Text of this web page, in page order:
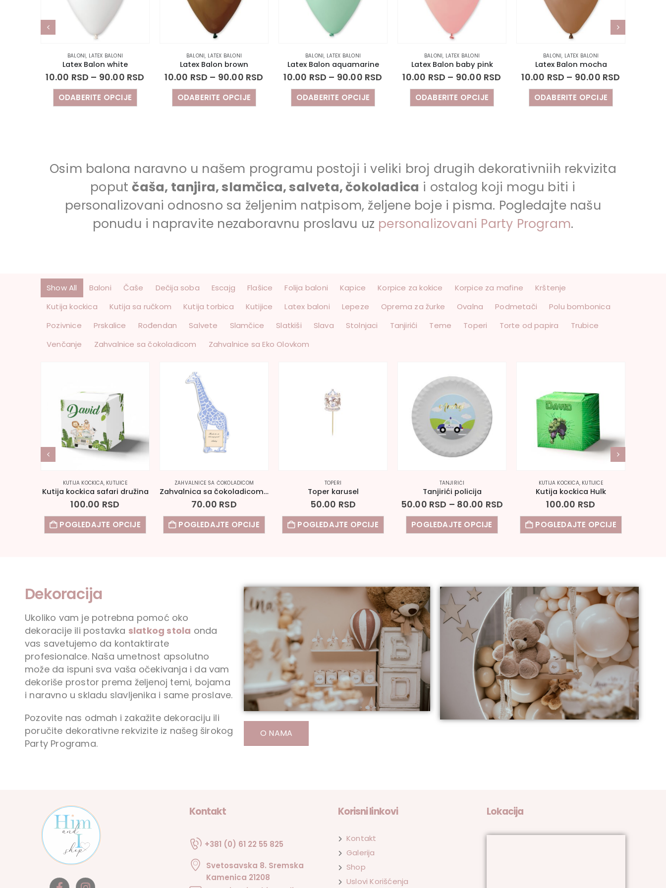
LATEX BALONI
Latex Balon white
RSD–90.00RSD
ODABERITE OPCIJE
LATEX BALONI
Latex Balon brown
10.00 RSD–90.00RSD
ODABERITE OPCIJE
LATEX BALONI
Latex Balon aquamarine
10.00 RSD–90.00RSD
ODABERITE OPCIJE
LATEX BALONI
Latex Balon baby pink
10.00 RSD–90.00RSD
ODABERITE OPCIJE
LATEX BALONI
Latex Balon mocha
10.00 RSD–90.00RSD
ODABERITE OPCIJE
10.00
Osim balona naravno u našem programu postoji i veliki broj drugih dekorativniih rekvizita
poputčaša, tanjira, slamčica, salveta, čokoladica i ostalog koji mogu biti i
personalizovani odnosno sa željenim natpisom, željene boje i pisma. Pogledajte našu
ponudu i napravite nezaboravnu proslavu uz personalizovani Party Program.
Show All Baloni Čaše Dečija soba Escajg Flašice Folija baloni Kapice Korpice za kokice Korpice za mafine
Krštenje
Kutija kockica
Kutija sa ručkom Kutija torbica Kutijice Latex baloni Lepeze Oprema za žurke Ovalna Podmetači
Polu bombonica
Pozivnice
Prskalice Rođendan Salvete Slamčice Slatkiši Slava Stolnjaci Tanjirići Teme Toperi Torte od papira
Trubice
Venčanje
Zahvalnice sa čokoladicom Zahvalnice sa Eko Olovkom
KUTIJA KOCKICA, KUTIJICE
Kutija kockica safari družina
100.00 RSD
POGLEDAJTE OPCIJE
ZAHVALNICE SA ČOKOLADICOM
Zahvalnica sa čokoladicom safari dezen II
70.00 RSD
POGLEDAJTE OPCIJE
TOPERI
Toper karusel
50.00 RSD
POGLEDAJTE OPCIJE
TANJIRIĆI
Tanjirići policija
50.00 RSD – 80.00 RSD
POGLEDAJTE OPCIJE
KUTIJA KOCKICA, KUTIJICE
Kutija kockica Hulk
100.00 RSD
POGLEDAJTE OPCIJE
Dekoracija
Ukoliko vam je potrebna pomoć oko
dekoracije ili postavka slatkog stola onda
vas savetujemo da kontaktirate
profesionalce. Naša umetnost apsolutno
može da ispuni sva vaša očekivanja i da vam
dekoriše prostor prema željenoj temi, bojama
i naravno u skladu slavljenika i same proslave.
Pozovite nas odmah i zakažite dekoraciju ili
poručite dekorativne rekvizite iz našeg širokog
Party Programa.
O NAMA
Kontakt
+381 (0) 61 22 55 825
Svetosavska 8. Sremska
Kamenica 21208
Korisni linkovi
Kontakt
Galerija
Shop
Uslovi Korišćenja
Lokacija